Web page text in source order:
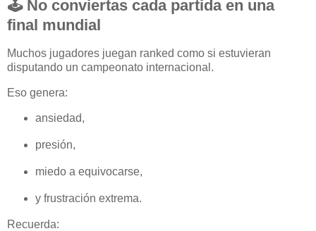
🕹️ No conviertas cada partida en una
final mundial
Muchos jugadores juegan ranked como si estuvieran
disputando un campeonato internacional.
Eso genera:
ansiedad,
presión,
miedo a equivocarse,
y frustración extrema.
Recuerda: